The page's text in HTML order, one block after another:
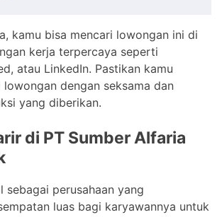
kamu bisa mencari lowongan ini di
kerja terpercaya seperti
atau LinkedIn. Pastikan kamu
dengan seksama dan
yang diberikan.
di PT Sumber Alfaria
sebagai perusahaan yang
luas bagi karyawannya untuk